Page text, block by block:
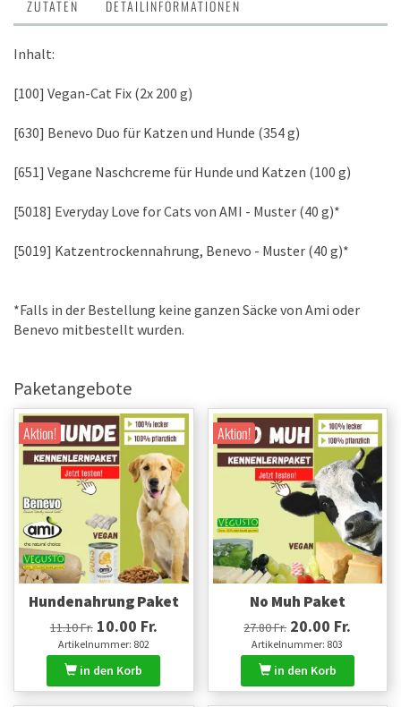
ZUTATEN
DETAILINFORMATIONEN
Inhalt:
[100] Vegan-Cat Fix (2x 200 g)
[630] Benevo Duo für Katzen und Hunde (354 g)
[651] Vegane Naschcreme für Hunde und Katzen (100 g)
[5018] Everyday Love for Cats von AMI - Muster (40 g)*
[5019] Katzentrockennahrung, Benevo - Muster (40 g)*
*Falls in der Bestellung keine ganzen Säcke von Ami oder
Benevo mitbestellt wurden.
Paketangebote
Aktion!
Hundenahrung Paket
11.10 Fr. 10.00 Fr.
Artikelnummer: 802
in den Korb
Aktion!
No Muh Paket
27.80 Fr. 20.00 Fr.
Artikelnummer: 803
in den Korb